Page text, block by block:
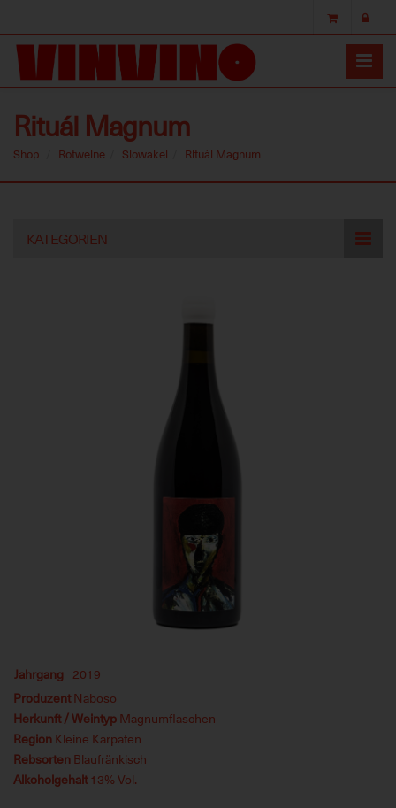
Rituál Magnum
Shop Rotweine Slowakei Rituál Magnum
KATEGORIEN
Jahrgang 2019
ProduzentNaboso
Herkunft / WeintypMagnumflaschen
RegionKleine Karpaten
RebsortenBlaufränkisch
Alkoholgehalt13% Vol.